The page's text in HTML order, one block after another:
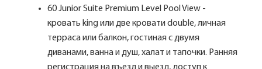
60 Junior Suite Premium Level Pool View -
кровать king или две кровати double, личная
терраса или балкон, гостиная с двумя
диванами, ванна и душ, халат и тапочки. Ранняя